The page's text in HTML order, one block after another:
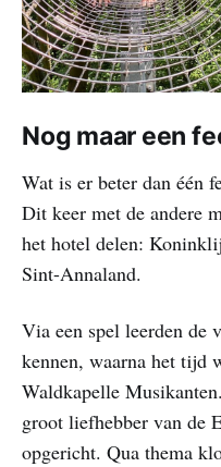
Nog maar een
Wat is er beter dan één
Dit keer met de andere
het hotel delen:
Sint-Annaland.
Via een spel leerden de
kennen, waarna het tijd
Waldkapelle
groot liefhebber van de
opgericht. Qua thema